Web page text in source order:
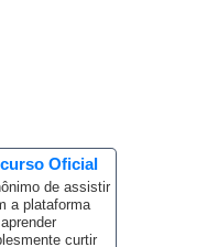
Oficial
de assistir
a plataforma
curtir